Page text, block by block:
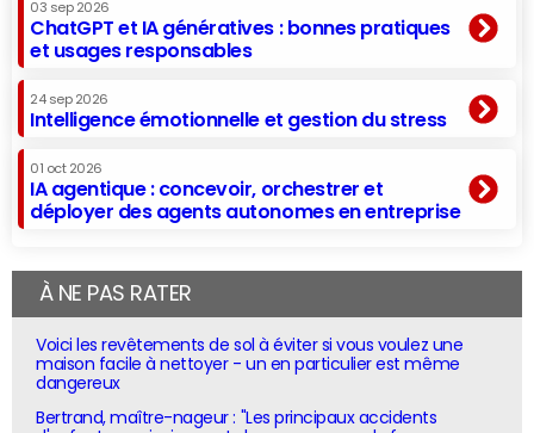
03 sep 2026
ChatGPT et IA génératives : bonnes pratiques
et usages responsables
24 sep 2026
Intelligence émotionnelle et gestion du stress
01 oct 2026
IA agentique : concevoir, orchestrer et
déployer des agents autonomes en entreprise
À NE PAS RATER
Voici les revêtements de sol à éviter si vous voulez une
maison facile à nettoyer - un en particulier est même
dangereux
Bertrand, maître-nageur : "Les principaux accidents